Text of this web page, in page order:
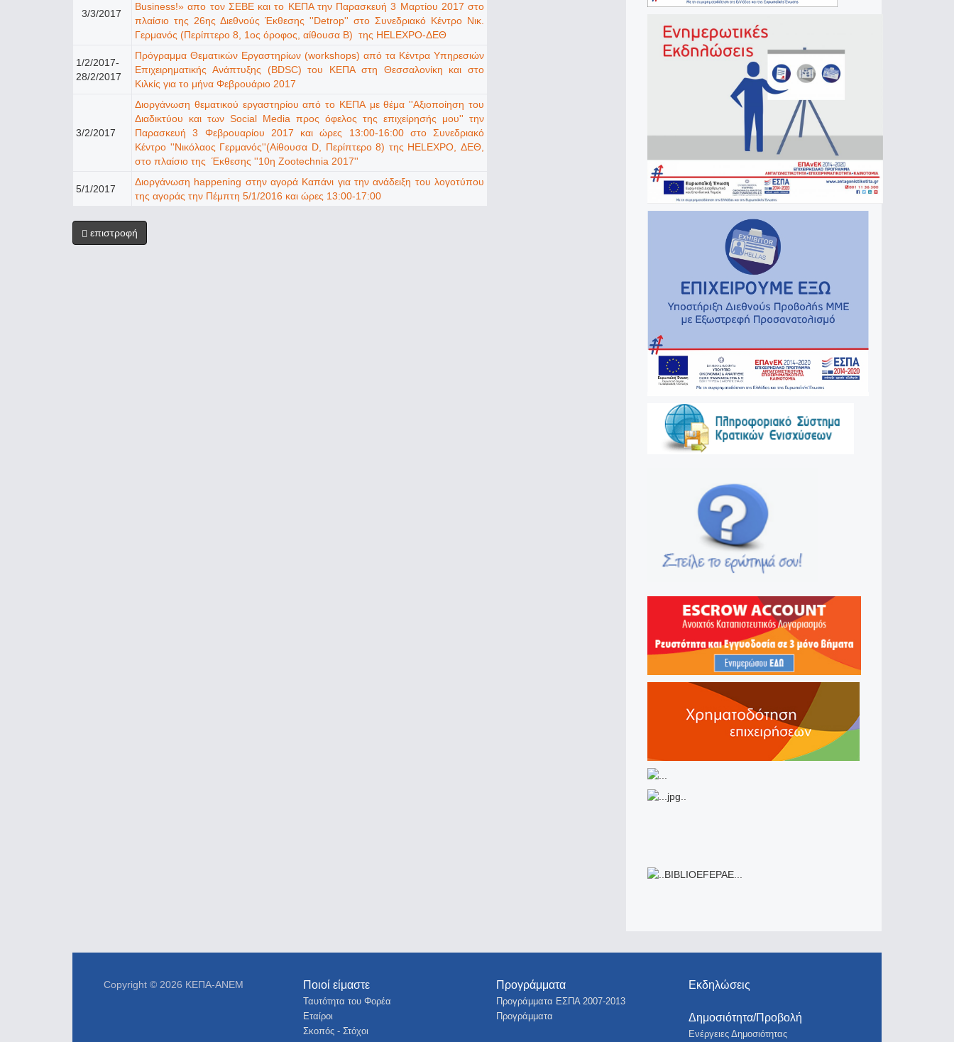
3/3/2017
Business!» απο τον ΣΕΒΕ και το ΚΕΠΑ την Παρασκευή 3 Μαρτίου 2017 στο
πλαίσιο της 26ης Διεθνούς Έκθεσης ''Detrop'' στο Συνεδριακό Κέντρο Νικ.
Γερμανός (Περίπτερο 8, 1ος όροφος, αίθουσα Β) της HELEXPO-ΔΕΘ
1/2/2017-
28/2/2017
Πρόγραμμα Θεματικών Εργαστηρίων (workshops) από τα Κέντρα Υπηρεσιών
Επιχειρηματικής Ανάπτυξης (ΒDSC) του ΚΕΠΑ στη Θεσσαλονίκη και στο
Κιλκίς για το μήνα Φεβρουάριο 2017
3/2/2017
Διοργάνωση θεματικού εργαστηρίου από το ΚΕΠΑ με θέμα ''Αξιοποίηση του
Διαδικτύου και των Social Media προς όφελος της επιχείρησής μου'' την
Παρασκευή 3 Φεβρουαρίου 2017 και ώρες 13:00-16:00 στο Συνεδριακό
Κέντρο ''Νικόλαος Γερμανός''(Αίθουσα D, Περίπτερο 8) της HELEXPO, ΔΕΘ,
στο πλαίσιο της Έκθεσης ''10η Zootechnia 2017''
5/1/2017
Διοργάνωση happening στην αγορά Καπάνι για την ανάδειξη του λογοτύπου
της αγοράς την Πέμπτη 5/1/2016 και ώρες 13:00-17:00
επιστροφή
Copyright © 2026 ΚΕΠΑ-ΑΝΕΜ Ποιοί είμαστε
Ταυτότητα του Φορέα
Εταίροι
Σκοπός - Στόχοι
Προγράμματα
Προγράμματα ΕΣΠΑ 2007-2013
Προγράμματα
Εκδηλώσεις
Δημοσιότητα/Προβολή
Ενέργειες Δημοσιότητας